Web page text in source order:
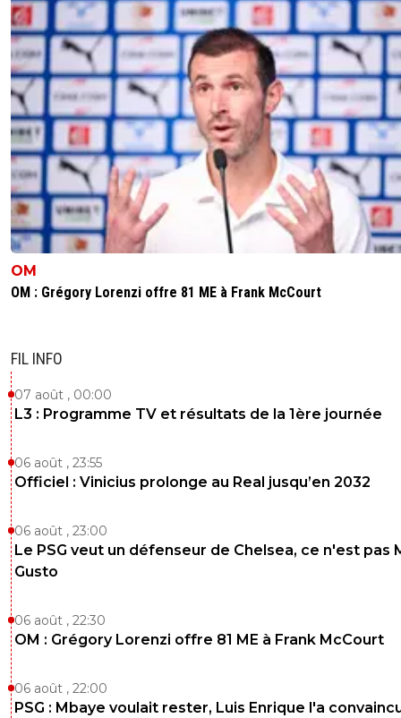
OM
OM : Grégory Lorenzi offre 81 ME à Frank McCourt
FIL INFO
07 août , 00:00
L3 : Programme TV et résultats de la 1ère journée
06 août , 23:55
Officiel : Vinicius prolonge au Real jusqu’en 2032
06 août , 23:00
Le PSG veut un défenseur de Chelsea, ce n'est pas
Gusto
06 août , 22:30
OM : Grégory Lorenzi offre 81 ME à Frank McCourt
06 août , 22:00
PSG : Mbaye voulait rester, Luis Enrique l'a